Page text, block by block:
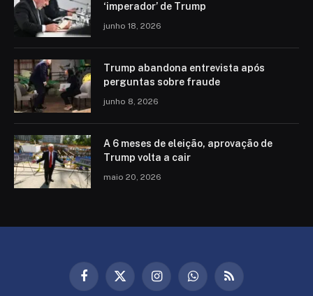
‘imperador’ de Trump
junho 18, 2026
Trump abandona entrevista após
perguntas sobre fraude
junho 8, 2026
A 6 meses de eleição, aprovação de
Trump volta a cair
maio 20, 2026
Facebook
X
InstagramWhatsAppRSS